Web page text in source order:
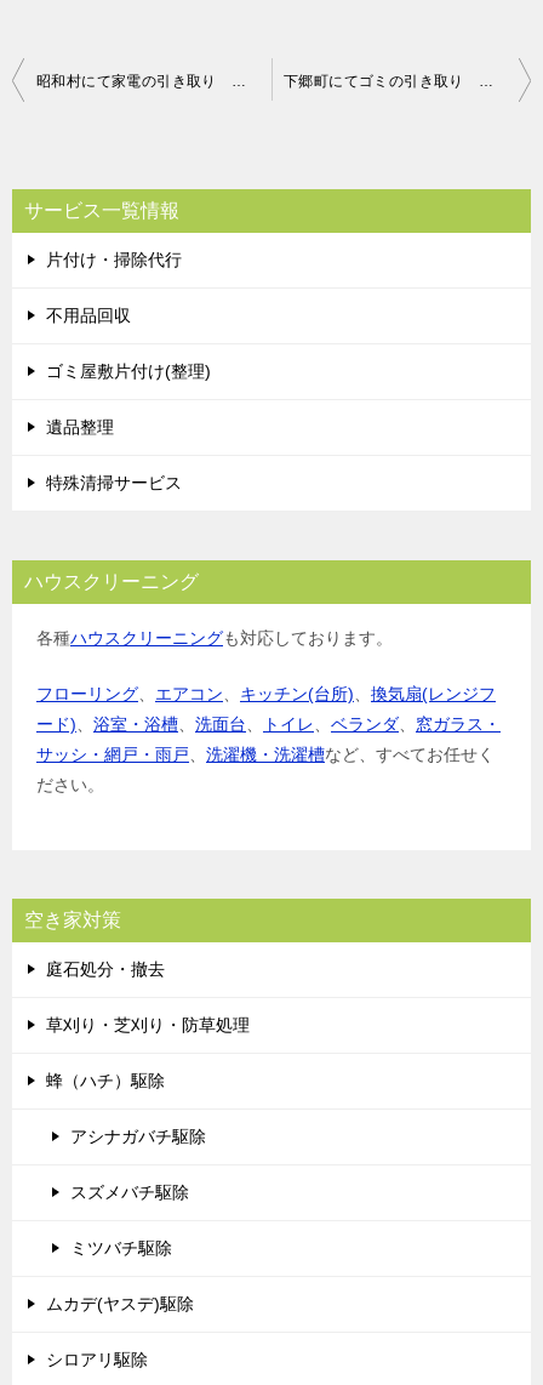
投
ビ
ゲ
ー
シ
昭和村にて家電の引き取り お客様の声 下郷町にてゴミの引き取り お客様の声
サービス一覧情報
片付け・掃除代行
不用品回収
ゴミ屋敷片付け(整理)
遺品整理
特殊清掃サービス
ハウスクリーニング
各種ハウスクリーニングも対応しております。
フローリング、 エアコン、 キッチン(台所)、 換気扇(レンジフ
ード)、 浴室・浴槽、 洗面台、 トイレ、 ベランダ、 窓ガラス・
サッシ・網戸・雨戸、 洗濯機・洗濯槽など、すべてお任せく
ださい。
空き家対策
庭石処分・撤去
草刈り・芝刈り・防草処理
蜂（ハチ）駆除
アシナガバチ駆除
スズメバチ駆除
ミツバチ駆除
ムカデ(ヤスデ)駆除
シロアリ駆除